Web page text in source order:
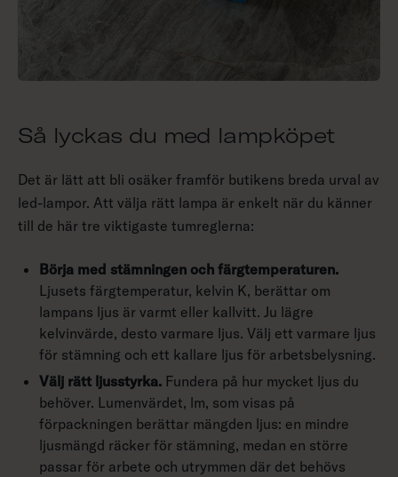
Så lyckas du med lampköpet
Det är lätt att bli osäker framför butikens breda urval av
led-lampor. Att välja rätt lampa är enkelt när du känner
till de här tre viktigaste tumreglerna:
Börja med stämningen och färgtemperaturen.
Ljusets färgtemperatur, kelvin K, berättar om
lampans ljus är varmt eller kallvitt. Ju lägre
kelvinvärde, desto varmare ljus. Välj ett varmare ljus
för stämning och ett kallare ljus för arbetsbelysning.
Välj rätt ljusstyrka. Fundera på hur mycket ljus du
behöver. Lumenvärdet, lm, som visas på
förpackningen berättar mängden ljus: en mindre
ljusmängd räcker för stämning, medan en större
passar för arbete och utrymmen där det behövs